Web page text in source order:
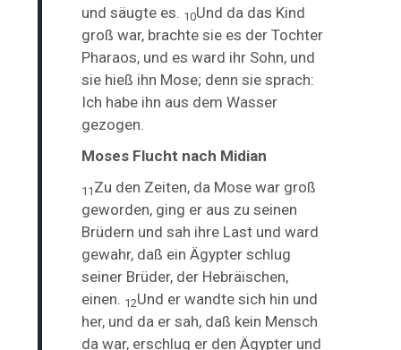
und säugte es. 10Und da das Kind
groß war, brachte sie es der Tochter
Pharaos, und es ward ihr Sohn, und
sie hieß ihn Mose; denn sie sprach:
Ich habe ihn aus dem Wasser
gezogen.
Moses Flucht nach Midian
11 Zu den Zeiten, da Mose war groß
geworden, ging er aus zu seinen
Brüdern und sah ihre Last und ward
gewahr, daß ein Ägypter schlug
seiner Brüder, der Hebräischen,
einen. 12Und er wandte sich hin und
her, und da er sah, daß kein Mensch
da war, erschlug er den Ägypter und